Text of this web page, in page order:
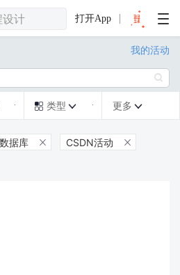
打开App
我的活动

 类型  更多 
数据库  CSDN活动 